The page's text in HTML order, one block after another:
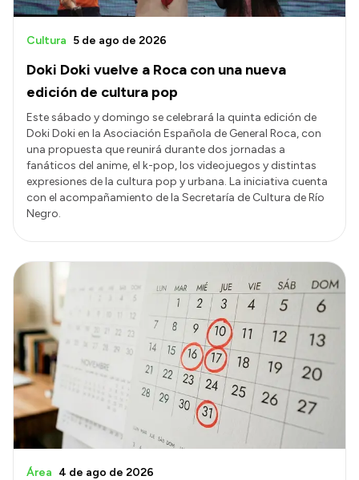
Doki Doki vuelve a Roca con una nueva
edición de cultura pop
Cultura 5 de ago de 2026
Este sábado y domingo se celebrará la quinta edición de
Doki Doki en la Asociación Española de General Roca, con
una propuesta que reunirá durante dos jornadas a
fanáticos del anime, el k-pop, los videojuegos y distintas
expresiones de la cultura pop y urbana. La iniciativa cuenta
con el acompañamiento de la Secretaría de Cultura de Río
Negro.
Área 4 de ago de 2026